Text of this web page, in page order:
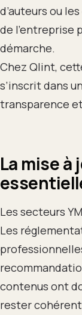
d’auteurs ou
de l’entreprise
démarche.
Chez Qlint,
s’inscrit dans
transparence
La mise
Les secteurs
Les
contenus ont
rester